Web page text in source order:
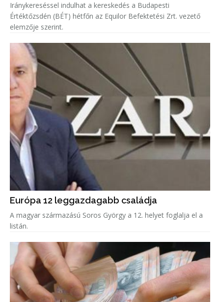
Iránykereséssel indulhat a kereskedés a Budapesti
Értéktőzsdén (BÉT) hétfőn az Equilor Befektetési Zrt. vezető
elemzője szerint.
Európa 12 leggazdagabb családja
A magyar származású Soros György a 12. helyet foglalja el a
listán.